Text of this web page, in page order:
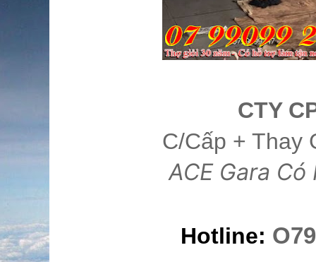
CTY
C/Cấp + Thay
ACE Gara
Hotline: